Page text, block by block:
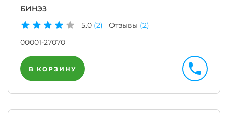
БИНЭЗ
5.0 (2) Отзывы (2)
00001-27070
В КОРЗИНУ